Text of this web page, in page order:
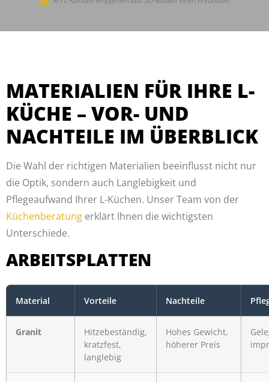
MATERIALIEN FÜR IHRE L-
KÜCHE – VOR- UND
NACHTEILE IM ÜBERBLICK
Die Wahl der richtigen Materialien beeinflusst nicht nur
die Optik, sondern auch Langlebigkeit und
Pflegeaufwand Ihrer L-Küchen. Unser Team von der
Küchenberatung erklärt Ihnen die wichtigsten
Unterschiede.
ARBEITSPLATTEN
Material Vorteile Nachteile
Granit
Hitzebeständig,
kratzfest,
langlebig
Hohes Gewicht,
höherer Preis